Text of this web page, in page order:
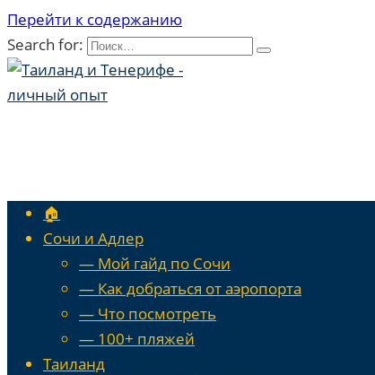
Перейти к содержанию
Search for:
🏠
Сочи и Адлер
— Мой гайд по Сочи
— Как добраться от аэропорта
— Что посмотреть
— 100+ пляжей
Таиланд